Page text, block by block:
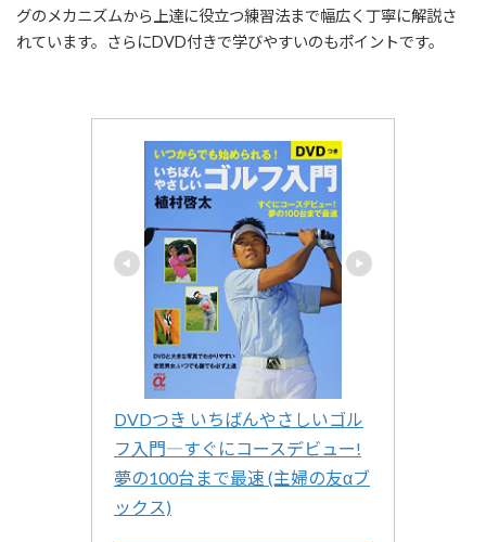
グのメカニズムから上達に役立つ練習法まで幅広く丁寧に解説さ
れています。さらにDVD付きで学びやすいのもポイントです。
DVDつき いちばんやさしいゴル
フ入門―すぐにコースデビュー!
夢の100台まで最速 (主婦の友αブ
ックス)